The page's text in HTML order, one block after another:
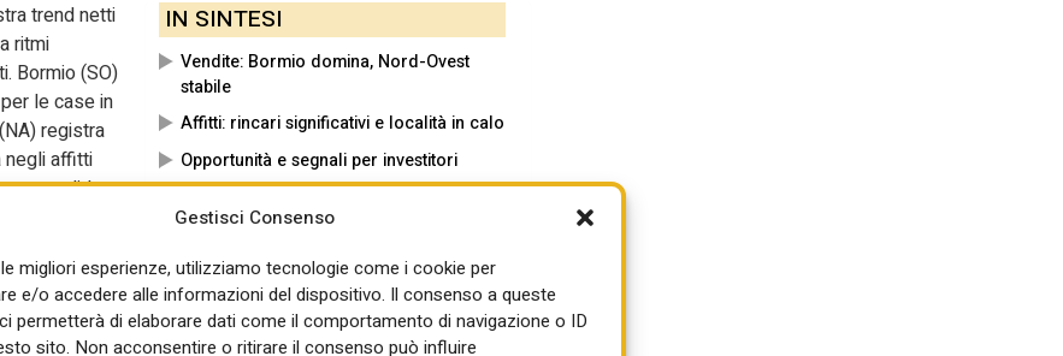
Gestisci Consenso
migliori esperienze, utilizziamo tecnologie come i cookie per
e/o accedere alle informazioni del dispositivo. Il consenso a queste
permetterà di elaborare dati come il comportamento di navigazione o ID
sito. Non acconsentire o ritirare il consenso può influire
IN SINTESI
Vendite: Bormio domina, Nord-Ovest
stabile
Affitti: rincari significativi e località in calo
Opportunità e segnali per investitori
trend netti
ritmi
Bormio (SO)
le case in
registra
negli affitti
e consolidate
storiche
scattata da uno studio di Immobiliare.it Insights – proptech
il prezzo delle abitazioni in vendita e in affitto nelle principali